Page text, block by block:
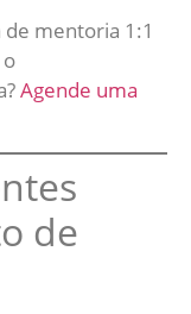
mentoria 1:1
Agende uma
de